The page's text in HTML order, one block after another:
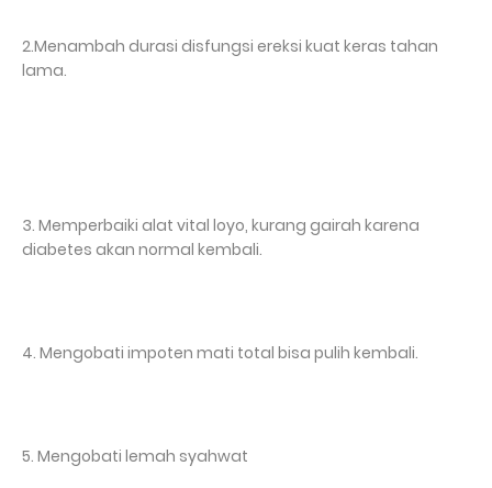
2.Menambah durasi disfungsi ereksi kuat keras tahan
lama.
3. Memperbaiki alat vital loyo, kurang gairah karena
diabetes akan normal kembali.
4. Mengobati impoten mati total bisa pulih kembali.
5. Mengobati lemah syahwat